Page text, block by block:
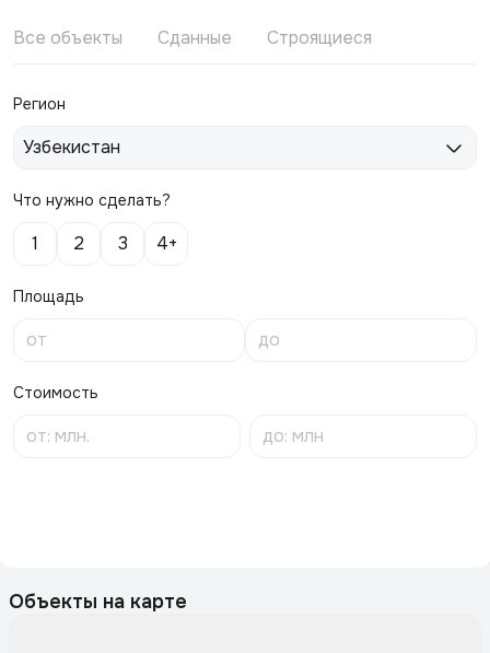
Все объекты Сданные Строящиеся
Регион
Узбекистан
Что нужно сделать?
1 2 3 4+
Площадь
Стоимость
Объекты на карте